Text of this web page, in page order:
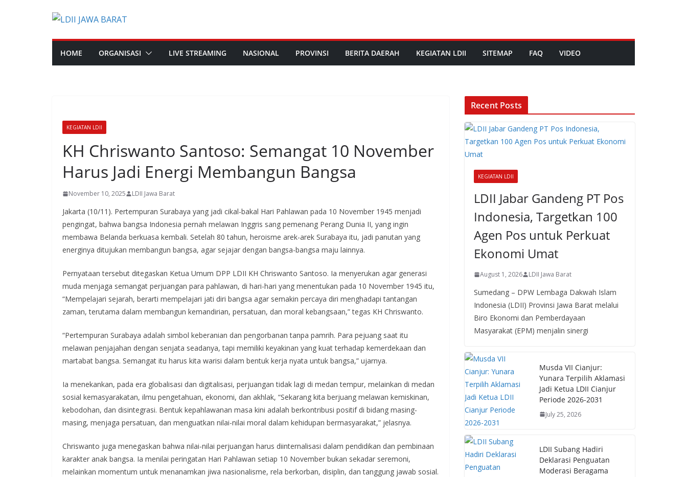
HOME ORGANISASI LIVE STREAMING NASIONAL PROVINSI BERITA DAERAH KEGIATAN LDII SITEMAP FAQ VIDEO
KEGIATAN LDII
KH Chriswanto Santoso: Semangat 10 November
Harus Jadi Energi Membangun Bangsa
November 10, 2025 LDII Jawa Barat
Jakarta (10/11). Pertempuran Surabaya yang jadi cikal-bakal Hari Pahlawan pada 10 November 1945 menjadi
pengingat, bahwa bangsa Indonesia pernah melawan Inggris sang pemenang Perang Dunia II, yang ingin
membawa Belanda berkuasa kembali. Setelah 80 tahun, heroisme arek-arek Surabaya itu, jadi panutan yang
energinya ditujukan membangun bangsa, agar sejajar dengan bangsa-bangsa maju lainnya.
Pernyataan tersebut ditegaskan Ketua Umum DPP LDII KH Chriswanto Santoso. Ia menyerukan agar generasi
muda menjaga semangat perjuangan para pahlawan, di hari-hari yang menentukan pada 10 November 1945 itu,
“Mempelajari sejarah, berarti mempelajari jati diri bangsa agar semakin percaya diri menghadapi tantangan
zaman, terutama dalam membangun kemandirian, persatuan, dan moral kebangsaan,” tegas KH Chriswanto.
“Pertempuran Surabaya adalah simbol keberanian dan pengorbanan tanpa pamrih. Para pejuang saat itu
melawan penjajahan dengan senjata seadanya, tapi memiliki keyakinan yang kuat terhadap kemerdekaan dan
martabat bangsa. Semangat itu harus kita warisi dalam bentuk kerja nyata untuk bangsa,” ujarnya.
Ia menekankan, pada era globalisasi dan digitalisasi, perjuangan tidak lagi di medan tempur, melainkan di medan
sosial kemasyarakatan, ilmu pengetahuan, ekonomi, dan akhlak, “Sekarang kita berjuang melawan kemiskinan,
kebodohan, dan disintegrasi. Bentuk kepahlawanan masa kini adalah berkontribusi positif di bidang masing-
masing, menjaga persatuan, dan menguatkan nilai-nilai moral dalam kehidupan bermasyarakat,” jelasnya.
Chriswanto juga menegaskan bahwa nilai-nilai perjuangan harus diinternalisasi dalam pendidikan dan pembinaan
karakter anak bangsa. Ia menilai peringatan Hari Pahlawan setiap 10 November bukan sekadar seremoni,
melainkan momentum untuk menanamkan jiwa nasionalisme, rela berkorban, disiplin, dan tanggung jawab sosial.
Recent Posts
KEGIATAN LDII
LDII Jabar Gandeng PT Pos
Indonesia, Targetkan 100
Agen Pos untuk Perkuat
Ekonomi Umat
August 1, 2026 LDII Jawa Barat
Sumedang – DPW Lembaga Dakwah Islam
Indonesia (LDII) Provinsi Jawa Barat melalui
Biro Ekonomi dan Pemberdayaan
Masyarakat (EPM) menjalin sinergi
Musda VII Cianjur:
Yunara Terpilih Aklamasi
Jadi Ketua LDII Cianjur
Periode 2026-2031
July 25, 2026
LDII Subang Hadiri
Deklarasi Penguatan
Moderasi Beragama